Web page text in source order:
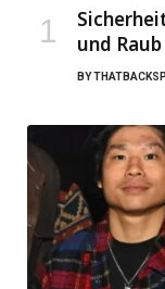
und Raub
BY